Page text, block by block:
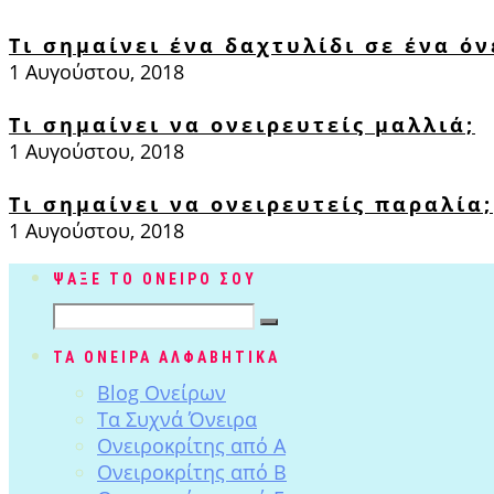
Τι σημαίνει ένα δαχτυλίδι σε ένα
1 Αυγούστου, 2018
Τι σημαίνει να ονειρευτείς μαλλιά;
1 Αυγούστου, 2018
Τι σημαίνει να ονειρευτείς παραλία;
1 Αυγούστου, 2018
ΨΑΞΕ ΤΟ ΟΝΕΙΡΟ ΣΟΥ
ΤΑ ΟΝΕΙΡΑ ΑΛΦΑΒΗΤΙΚΑ
Blog Ονείρων
Tα Συχνά Όνειρα
Ονειροκρίτης από Α
Ονειροκρίτης από Β